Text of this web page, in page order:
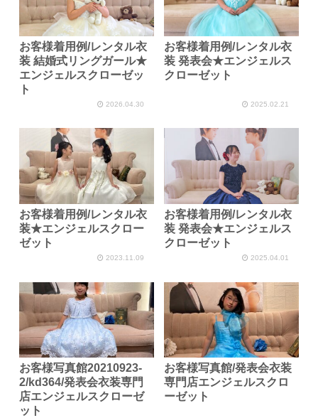
お客様着用例/レンタル衣
装 結婚式リングガール★
エンジェルスクローゼッ
ト
2026.04.30
お客様着用例/レンタル衣
装 発表会★エンジェルス
クローゼット
2025.02.21
お客様着用例/レンタル衣
装★エンジェルスクロー
ゼット
2023.11.09
お客様着用例/レンタル衣
装 発表会★エンジェルス
クローゼット
2025.04.01
お客様写真館20210923-
2/kd364/発表会衣装専門
店エンジェルスクローゼ
ット
お客様写真館/発表会衣装
専門店エンジェルスクロ
ーゼット